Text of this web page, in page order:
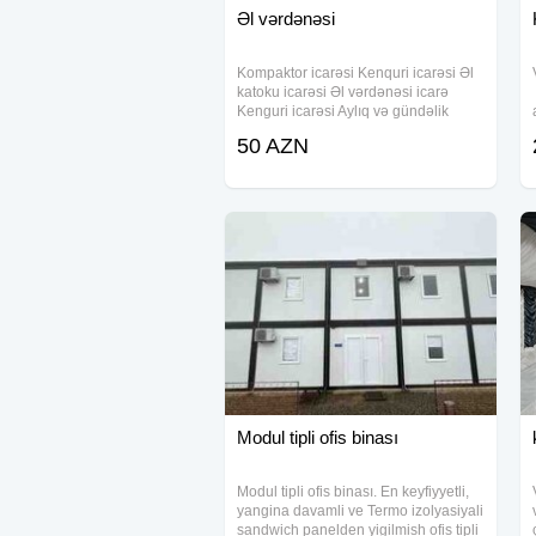
Əl vərdənəsi
Kompaktor icarəsi Kenquri icarəsi Əl
katoku icarəsi Əl vərdənəsi icarə
Kenguri icarəsi Aylıq və gündəlik
50 AZN
Modul tipli ofis binası
Modul tipli ofis binası. En keyfiyyetli,
yangina davamli ve Termo izolyasiyali
sandwich panelden yigilmish ofis tipli